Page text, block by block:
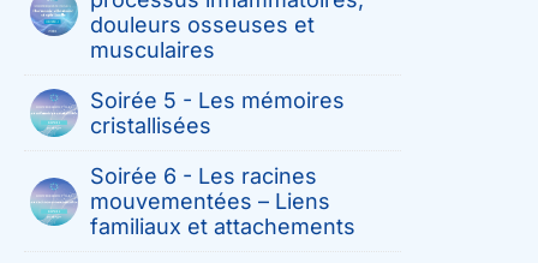
douleurs osseuses et
musculaires
Soirée 5 - Les mémoires
cristallisées
Soirée 6 - Les racines
mouvementées – Liens
familiaux et attachements